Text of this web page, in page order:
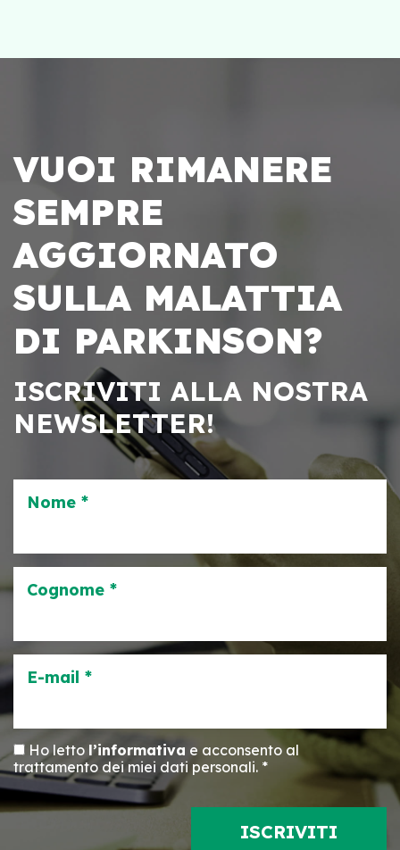
VUOI RIMANERE
SEMPRE
AGGIORNATO
SULLA MALATTIA
DI PARKINSON?
ISCRIVITI ALLA NOSTRA
NEWSLETTER!
Nome *
Cognome *
E-mail *
Ho letto l’informativa e acconsento al
trattamento dei miei dati personali. *